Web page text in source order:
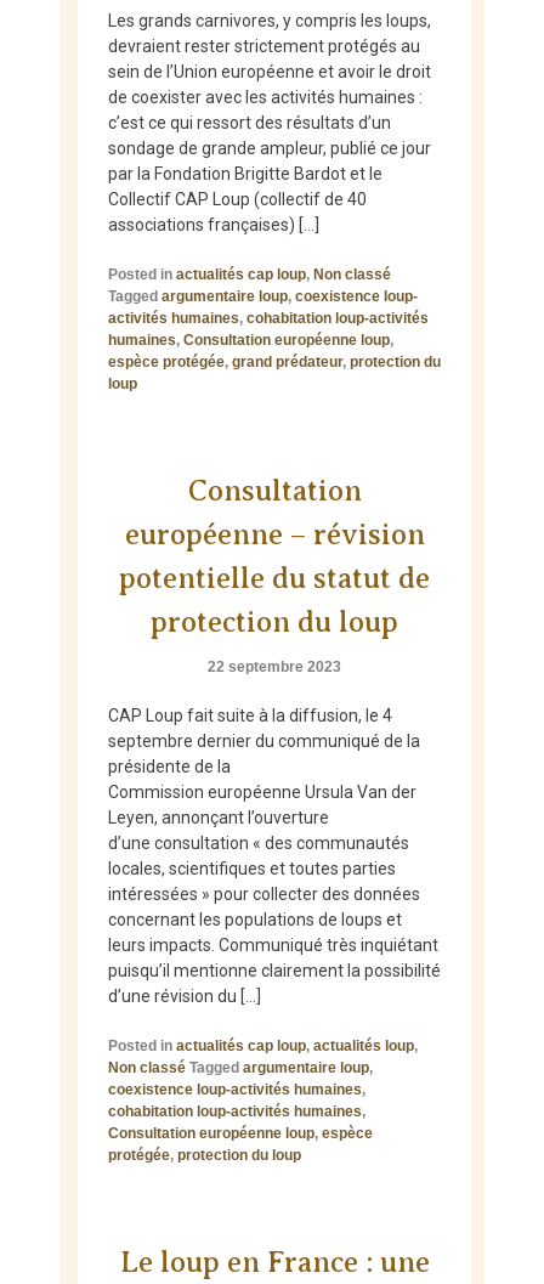
Les grands carnivores, y compris les loups,
devraient rester strictement protégés au
sein de l’Union européenne et avoir le droit
de coexister avec les activités humaines :
c’est ce qui ressort des résultats d’un
sondage de grande ampleur, publié ce jour
par la Fondation Brigitte Bardot et le
Collectif CAP Loup (collectif de 40
associations françaises) […]
Posted in actualités cap loup, Non classé
Tagged argumentaire loup, coexistence loup-
activités humaines, cohabitation loup-activités
humaines, Consultation européenne loup,
espèce protégée, grand prédateur, protection du
loup
Consultation
européenne – révision
potentielle du statut de
protection du loup
22 septembre 2023
CAP Loup fait suite à la diffusion, le 4
septembre dernier du communiqué de la
présidente de la
Commission européenne Ursula Van der
Leyen, annonçant l’ouverture
d’une consultation « des communautés
locales, scientifiques et toutes parties
intéressées » pour collecter des données
concernant les populations de loups et
leurs impacts. Communiqué très inquiétant
puisqu’il mentionne clairement la possibilité
d’une révision du […]
Posted in actualités cap loup, actualités loup,
Non classé Tagged argumentaire loup,
coexistence loup-activités humaines,
cohabitation loup-activités humaines,
Consultation européenne loup, espèce
protégée, protection du loup
Le loup en France : une